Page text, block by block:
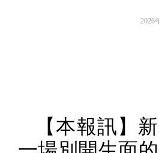
2026
【本報訊】